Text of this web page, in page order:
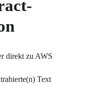
direkt zu AWS
Text